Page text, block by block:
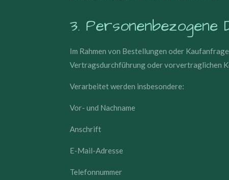
3.
Im Rahmen von Bestellungen oder
Vertragsdurchführung oder vorvertraglichen
Verarbeitet werden insbesondere:
Vor- und Nachname
Anschrift
E-Mail-Adresse
Telefonnummer